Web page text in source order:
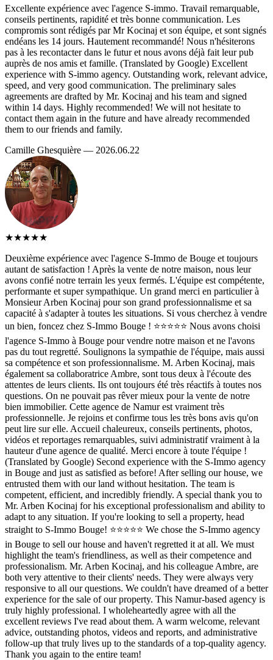
Excellente expérience avec l'agence S-immo. Travail remarquable,
conseils pertinents, rapidité et très bonne communication. Les
compromis sont rédigés par Mr Kocinaj et son équipe, et sont signés
endéans les 14 jours. Hautement recommandé! Nous n'hésiterons
pas à les recontacter dans le futur et nous avons déjà fait leur pub
auprès de nos amis et famille. (Translated by Google) Excellent
experience with S-immo agency. Outstanding work, relevant advice,
speed, and very good communication. The preliminary sales
agreements are drafted by Mr. Kocinaj and his team and signed
within 14 days. Highly recommended! We will not hesitate to
contact them again in the future and have already recommended
them to our friends and family.
Camille Ghesquière — 2026.06.22
★★★★★
Deuxième expérience avec l'agence S-Immo de Bouge et toujours
autant de satisfaction ! Après la vente de notre maison, nous leur
avons confié notre terrain les yeux fermés. L'équipe est compétente,
performante et super sympathique. Un grand merci en particulier à
Monsieur Arben Kocinaj pour son grand professionnalisme et sa
capacité à s'adapter à toutes les situations. Si vous cherchez à vendre
un bien, foncez chez S-Immo Bouge ! ⭐⭐⭐⭐⭐ Nous avons choisi
l'agence S-Immo à Bouge pour vendre notre maison et ne l'avons
pas du tout regretté. Soulignons la sympathie de l'équipe, mais aussi
sa compétence et son professionnalisme. M. Arben Kocinaj, mais
également sa collaboratrice Ambre, sont tous deux à l'écoute des
attentes de leurs clients. Ils ont toujours été très réactifs à toutes nos
questions. On ne pouvait pas rêver mieux pour la vente de notre
bien immobilier. Cette agence de Namur est vraiment très
professionnelle. Je rejoins et confirme tous les très bons avis qu'on
peut lire sur elle. Accueil chaleureux, conseils pertinents, photos,
vidéos et reportages remarquables, suivi administratif vraiment à la
hauteur d'une agence de qualité. Merci encore à toute l'équipe !
(Translated by Google) Second experience with the S-Immo agency
in Bouge and just as satisfied as before! After selling our house, we
entrusted them with our land without hesitation. The team is
competent, efficient, and incredibly friendly. A special thank you to
Mr. Arben Kocinaj for his exceptional professionalism and ability to
adapt to any situation. If you're looking to sell a property, head
straight to S-Immo Bouge! ⭐⭐⭐⭐⭐ We chose the S-Immo agency
in Bouge to sell our house and haven't regretted it at all. We must
highlight the team's friendliness, as well as their competence and
professionalism. Mr. Arben Kocinaj, and his colleague Ambre, are
both very attentive to their clients' needs. They were always very
responsive to all our questions. We couldn't have dreamed of a better
experience for the sale of our property. This Namur-based agency is
truly highly professional. I wholeheartedly agree with all the
excellent reviews I've read about them. A warm welcome, relevant
advice, outstanding photos, videos and reports, and administrative
follow-up that truly lives up to the standards of a top-quality agency.
Thank you again to the entire team!